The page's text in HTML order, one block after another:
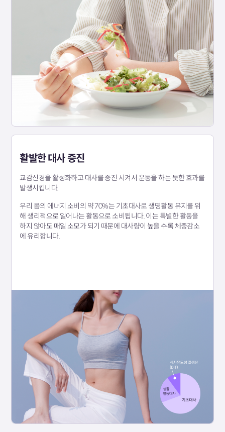
활발한 대사 증진
교감신경을 활성화하고 대사를 증진 시켜서 운동을 하는 듯한 효과를
발생시킵니다.
우리 몸의 에너지 소비의 약 70%는 기초대사로 생명활동 유지를 위
해 생리적으로 일어나는 활동으로 소비됩니다. 이는 특별한 활동을
하지 않아도 매일 소모가 되기 때문에 대사량이 높을 수록 체중감소
에 유리합니다.